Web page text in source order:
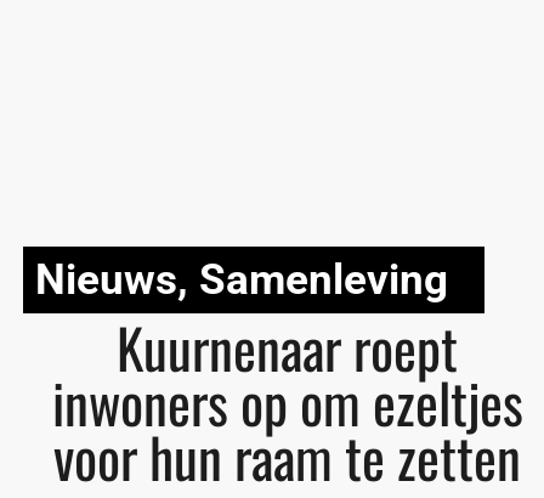
Nieuws, Samenleving
Kuurnenaar roept
inwoners op om ezeltjes
voor hun raam te zetten